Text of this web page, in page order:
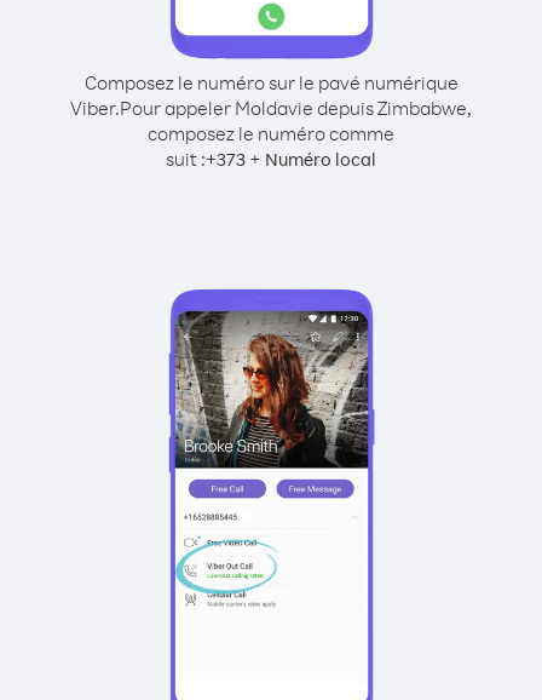
Composez le numéro sur le pavé numérique
Viber.Pour appeler Moldavie depuis Zimbabwe,
composez le numéro comme
suit :+373 + Numéro local